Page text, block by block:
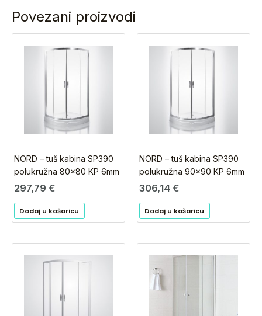
Povezani proizvodi
NORD – tuš kabina SP390
polukružna 80×80 KP 6mm
297,79 €
Dodaj u košaricu
NORD – tuš kabina SP390
polukružna 90×90 KP 6mm
306,14 €
Dodaj u košaricu